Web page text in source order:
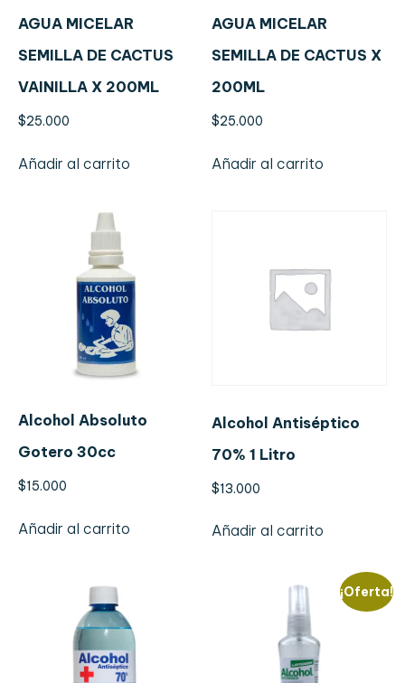
AGUA MICELAR
SEMILLA DE CACTUS
VAINILLA X 200ML
$25.000
Añadir al carrito
AGUA MICELAR
SEMILLA DE CACTUS X
200ML
$25.000
Añadir al carrito
Alcohol Absoluto
Gotero 30cc
$15.000
Añadir al carrito
Alcohol Antiséptico
70% 1 Litro
$13.000
Añadir al carrito
¡Oferta!